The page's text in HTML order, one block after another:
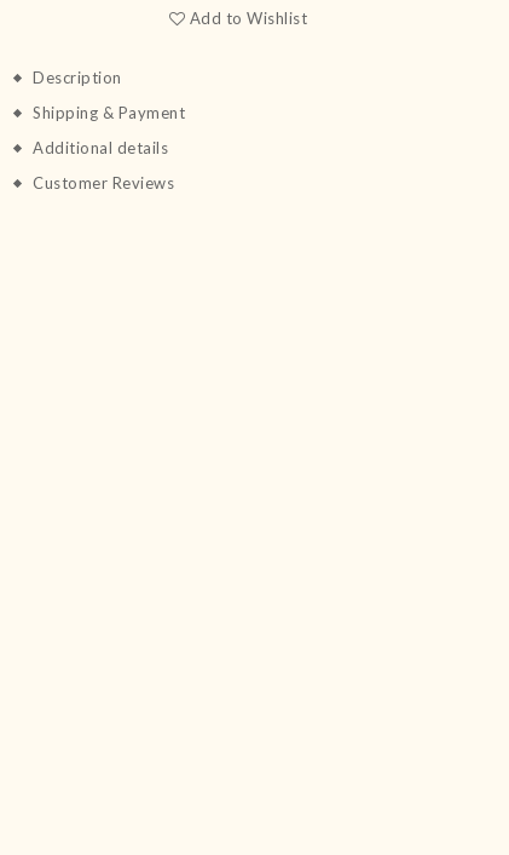
Add to Wishlist
Description
Shipping & Payment
Additional details
Customer Reviews